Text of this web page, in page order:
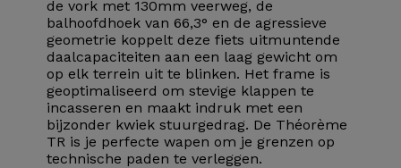
de vork met 130mm veerweg, de
balhoofdhoek van 66,3° en de agressieve
geometrie koppelt deze fiets uitmuntende
daalcapaciteiten aan een laag gewicht om
op elk terrein uit te blinken. Het frame is
geoptimaliseerd om stevige klappen te
incasseren en maakt indruk met een
bijzonder kwiek stuurgedrag. De Théorème
TR is je perfecte wapen om je grenzen op
technische paden te verleggen.